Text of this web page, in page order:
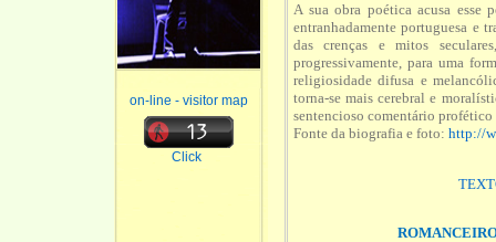
on-line - visitor map
Click
A sua obra poética acusa esse
entranhadamente portuguesa e
das crenças e mitos
progressivamente, para uma
religiosidade difusa e
torna-se mais cerebral e
sentencioso comentário
Fonte da biografia e foto: http://